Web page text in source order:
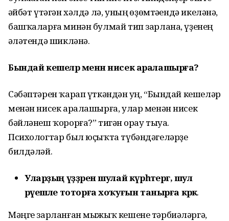
һәйбәт үтәгән хәлдә лә, уның һөҙөмтәһендә икеләнә,
башҡаларға минән булмай тип зарлана, үҙенең
һәләтендә шикләнә.
Бындай кешеләр менән нисек аралашырға?
Сәбәптәрен ҡарап үткәндән һуң, “Бындай кешеләр
менән нисек аралашырға, улар менән нисек
бәйләнеш ҡорорға?” тигән һорау тыуа.
Психологтар был юҫыҡта түбәндәгеләрҙе
билдәләй.
Уларҙың үҙҙәрен шулай күрһәтергә, шул
рәүешле тоторға хоҡуғын танырға кәрәк.
Мәңге зарланған мыжыҡ кешене тәрбиәләргә,